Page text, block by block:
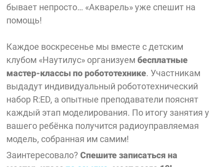
бывает непросто… «Акварель» уже спешит на
помощь!
Каждое воскресенье мы вместе с детским
клубом «Наутилус» организуембесплатные
мастер-классы по робототехнике. Участникам
выдадут индивидуальный робототехнический
набор R:ED, а опытные преподаватели пояснят
каждый этап моделирования. По итогу занятия у
вашего ребёнка получится радиоуправляемая
модель, собранная им самим!
Заинтересовало? Спешите записаться на